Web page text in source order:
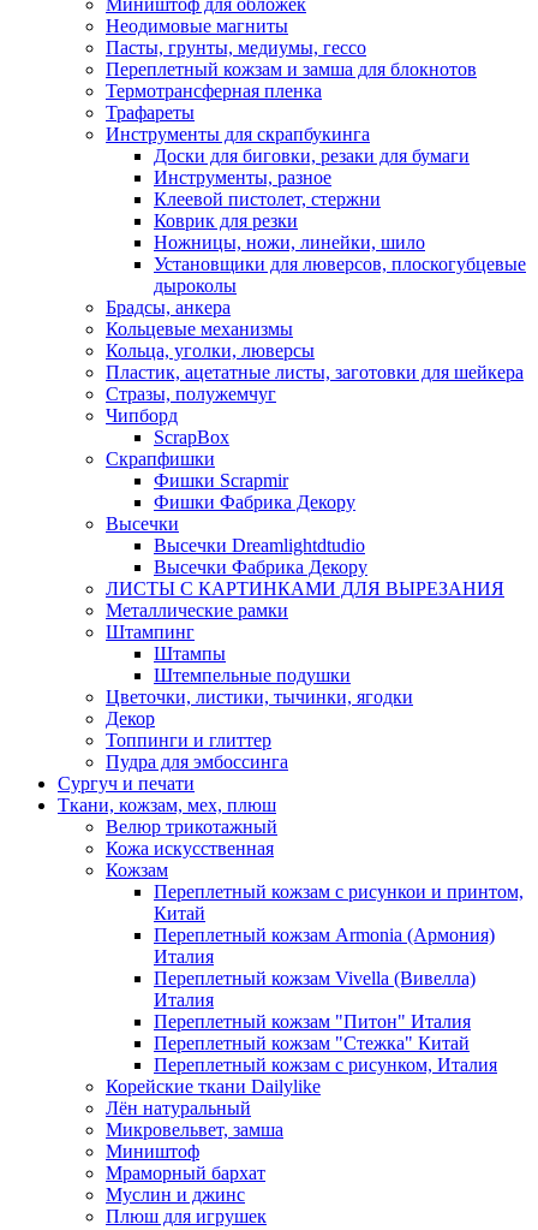
Неодимовые магниты
Пасты, грунты, медиумы, гессо
Переплетный кожзам и замша для блокнотов
Термотрансферная пленка
Трафареты
Инструменты для скрапбукинга
Доски для биговки, резаки для бумаги
Инструменты, разное
Клеевой пистолет, стержни
Коврик для резки
Ножницы, ножи, линейки, шило
Установщики для люверсов, плоскогубцевые
дыроколы
Брадсы, анкера
Кольцевые механизмы
Кольца, уголки, люверсы
Пластик, ацетатные листы, заготовки для шейкера
Стразы, полужемчуг
Чипборд
ScrapBox
Скрапфишки
Фишки Scrapmir
Фишки Фабрика Декору
Высечки
Высечки Dreamlightdtudio
Высечки Фабрика Декору
ЛИСТЫ С КАРТИНКАМИ ДЛЯ ВЫРЕЗАНИЯ
Металлические рамки
Штампинг
Штампы
Штемпельные подушки
Цветочки, листики, тычинки, ягодки
Декор
Топпинги и глиттер
Пудра для эмбоссинга
Сургуч и печати
Ткани, кожзам, мех, плюш
Велюр трикотажный
Кожа искусственная
Кожзам
Переплетный кожзам с рисункои и принтом,
Китай
Переплетный кожзам Armonia (Армония)
Италия
Переплетный кожзам Vivella (Вивелла)
Италия
Переплетный кожзам "Питон" Италия
Переплетный кожзам "Стежка" Китай
Переплетный кожзам с рисунком, Италия
Корейские ткани Dailylike
Лён натуральный
Микровельвет, замша
Миништоф
Мраморный бархат
Муслин и джинс
Плюш для игрушек